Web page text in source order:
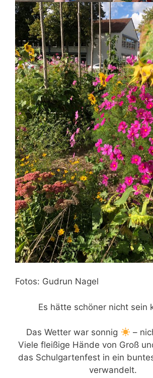
Fotos: Gudrun Nagel
Es hätte schöner nicht sein
Das Wetter war sonnig
–
Viele fleißige Hände von Groß
das Schulgartenfest in ein
verwandelt.